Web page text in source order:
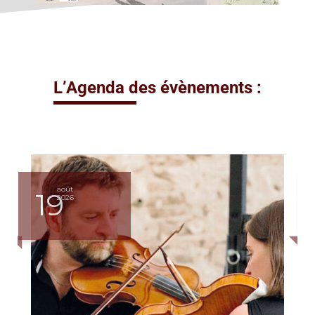
L’Agenda des évènements :
19août
2026